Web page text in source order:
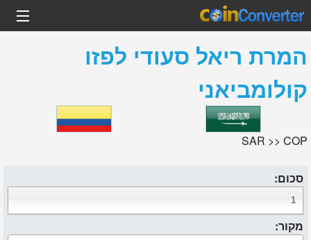
המרת ריאל סעודי לפזו
קולומביאני
SAR >> COP
סכום:
מקור: